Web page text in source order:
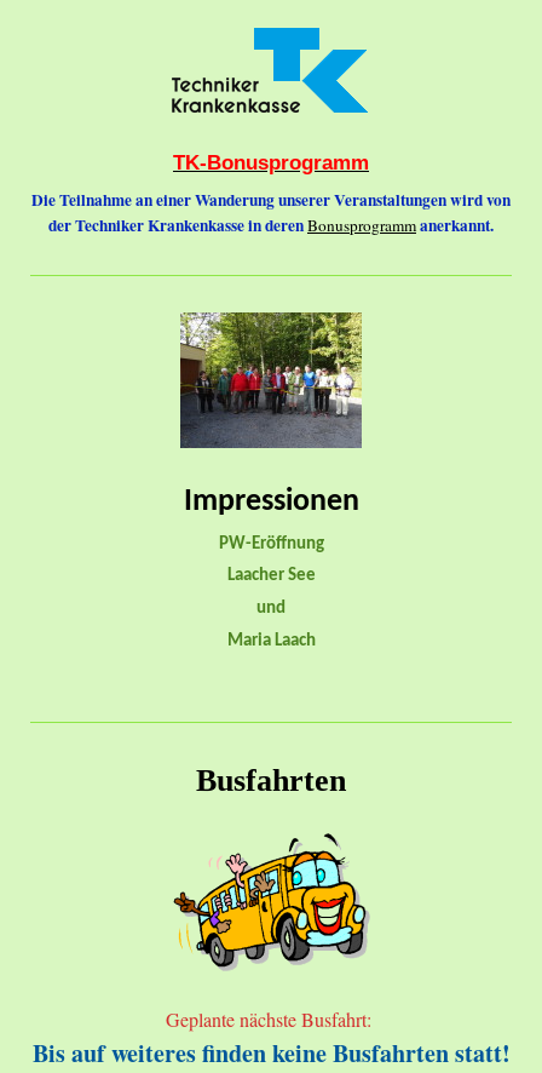
TK-Bonusprogramm
Die Teilnahme an einer Wanderung unserer Veranstaltungen wird von
der Techniker Krankenkasse in derenBonusprogrammanerkannt.
Impressionen
PW-Eröffnung
Laacher See
und
Maria Laach
Busfahrten
Geplante nächste Busfahrt:
Bis auf weiteres finden keine Busfahrten statt!